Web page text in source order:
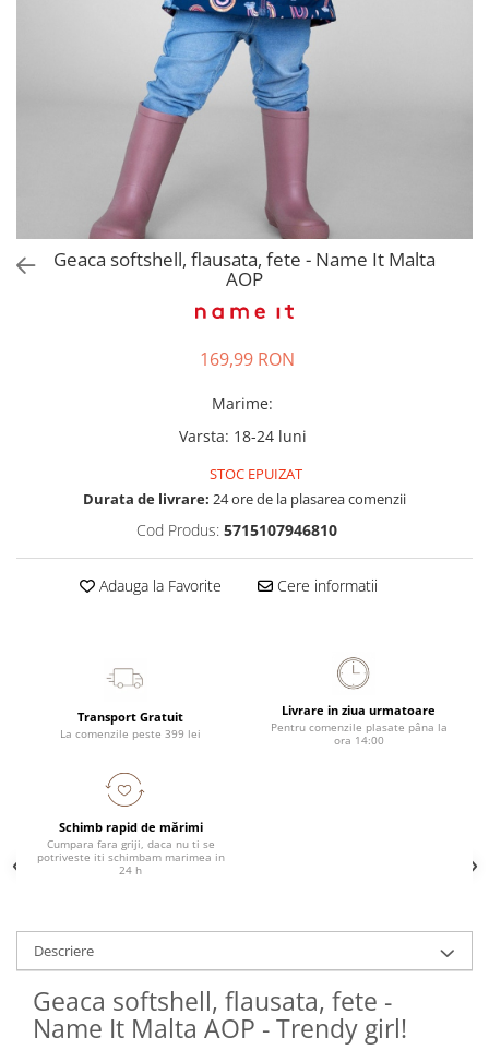
Pantaloni scurți pentru gravide
Sutiene / Bustiere / Maiouri
Pijamale Gravide
Dresuri Gravide
Geci și Paltoane
Geaca softshell, flausata, fete - Name It Malta
AOP
169,99 RON
Marime:
Varsta: 18-24 luni
STOC EPUIZAT
Durata de livrare: 24 ore de la plasarea comenzii
Cod Produs: 5715107946810
Adauga la Favorite Cere informatii
Transport Gratuit
La comenzile peste 399 lei
Livrare in ziua urmatoare
Pentru comenzile plasate pâna la
ora 14:00
Schimb rapid de mărimi
Cumpara fara griji, daca nu ti se
potriveste iti schimbam marimea in
24 h
Descriere
Geaca softshell, flausata, fete -
Name It Malta AOP - Trendy girl!